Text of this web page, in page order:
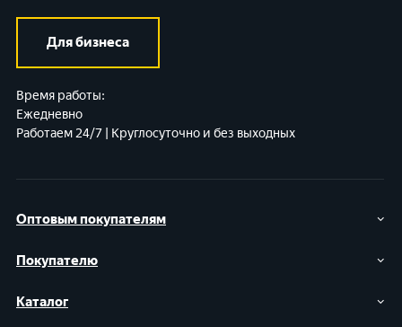
Оптовым покупателям
Покупателю
Каталог
Для бизнеса
Время работы:
Ежедневно
Работаем 24/7 | Круглосуточно и без выходных